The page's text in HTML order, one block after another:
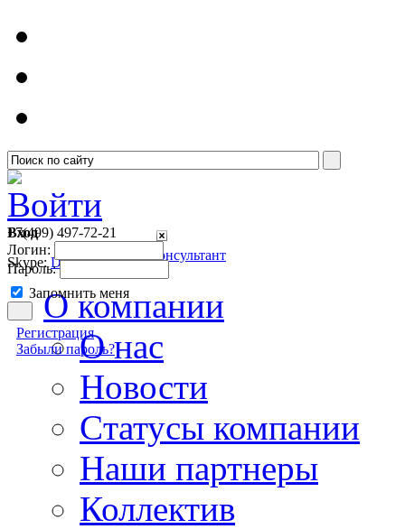
Войти
Вход
Логин:
Пароль:
Запомнить меня
Регистрация
Забыли пароль?
+7(499) 497-72-21
Онлайн консультант
Skype: Detsoft1
О компании
О нас
Новости
Cтатусы компании
Наши партнеры
Коллектив